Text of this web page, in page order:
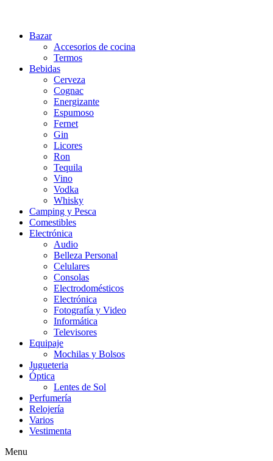
Bazar
Accesorios de cocina
Termos
Bebidas
Cerveza
Cognac
Energizante
Espumoso
Fernet
Gin
Licores
Ron
Tequila
Vino
Vodka
Whisky
Camping y Pesca
Comestibles
Electrónica
Audio
Belleza Personal
Celulares
Consolas
Electrodomésticos
Electrónica
Fotografía y Video
Informática
Televisores
Equipaje
Mochilas y Bolsos
Jugueteria
Óptica
Lentes de Sol
Perfumería
Relojería
Varios
Vestimenta
Menu